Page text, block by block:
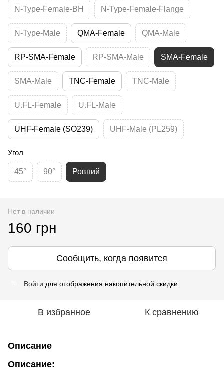
N-Type-Female-BH N-Type-Female-Flange
N-Type-Male QMA-Female QMA-Male
RP-SMA-Female RP-SMA-Male SMA-Female
SMA-Male TNC-Female TNC-Male
U.FL-Female U.FL-Male
UHF-Female (SO239) UHF-Male (PL259)
Угол
45° 90° Ровний
Нет в наличии
160 грн
Сообщить, когда появится
Войти для отображения накопительной скидки
В избранное К сравнению
Описание
Описание: